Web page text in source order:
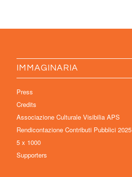
IMMAGINARIA
Press
Credits
Associazione Culturale Visibilia APS
Rendicontazione Contributi Pubblici 2025
5 x 1000
Supporters